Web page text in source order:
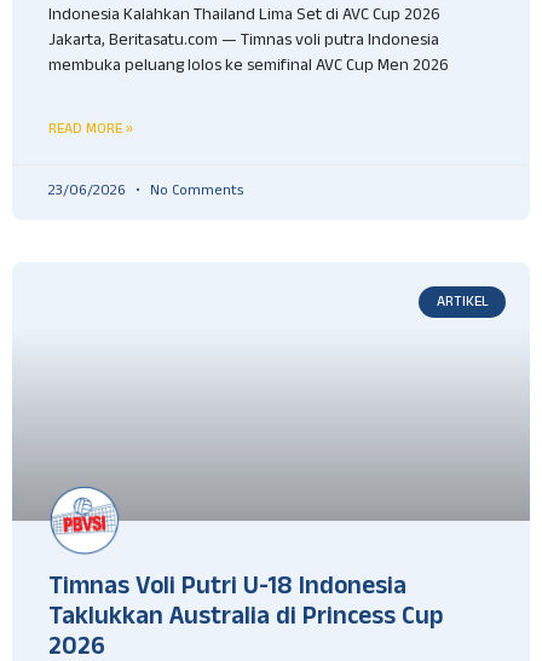
Indonesia Kalahkan Thailand Lima Set di AVC Cup 2026
Jakarta, Beritasatu.com — Timnas voli putra Indonesia
membuka peluang lolos ke semifinal AVC Cup Men 2026
READ MORE »
23/06/2026 No Comments
ARTIKEL
Timnas Voli Putri U-18 Indonesia
Taklukkan Australia di Princess Cup
2026